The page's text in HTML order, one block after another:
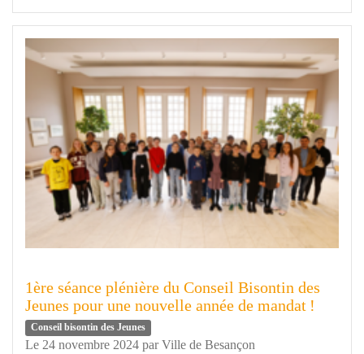
1ère séance plénière du Conseil Bisontin des
Jeunes pour une nouvelle année de mandat !
Conseil bisontin des Jeunes
Le 24 novembre 2024 parVille de Besançon